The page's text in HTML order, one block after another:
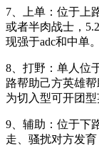
7、上单：位于上
或者半肉战士，
现强于adc和中单。
8、打野：单人位
路帮助己方英雄
为切入型可开团
9、辅助：位于下
走、骚扰对方发育